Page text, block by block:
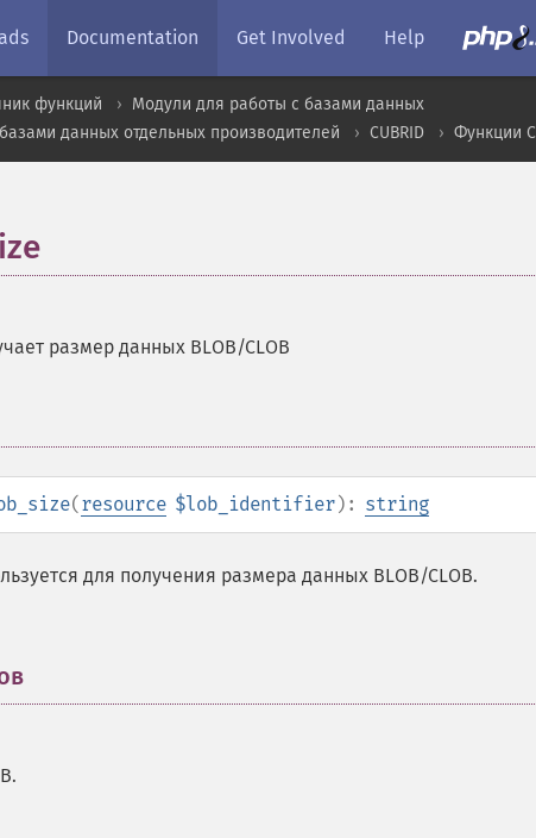
Documentation Get Involved Help
функций
Модули для работы с базами данных
данных отдельных производителей
CUBRID Функции
размер данных BLOB/CLOB
(resource $lob_identifier): string
для получения размера данных BLOB/CLOB.